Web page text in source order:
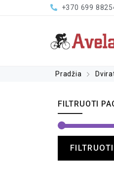
+370 699
Pradžia
FILTRUOTI
FILTRUOTI